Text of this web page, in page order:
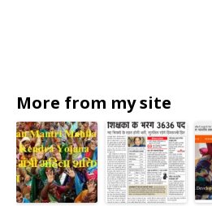
More from my site